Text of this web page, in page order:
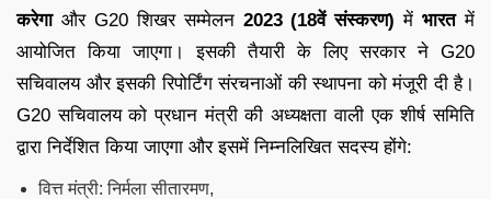
करेगाऔर G20 शिखर सम्मेलन 2023 (18वें संस्करण) मेंभारतमें
आयोजित किया जाएगा। इसकी तैयारी के लिए सरकार ने G20
सचिवालय और इसकी रिपोर्टिंग संरचनाओं की स्थापना को मंजूरी दी है।
G20 सचिवालय को प्रधान मंत्री की अध्यक्षता वाली एक शीर्ष समिति
द्वारा निर्देशित किया जाएगा और इसमें निम्नलिखित सदस्य होंगे:
वित्त मंत्री: निर्मला सीतारमण,